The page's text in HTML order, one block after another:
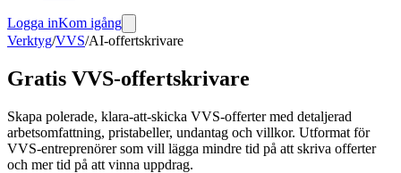
Logga inKom igång
Verktyg/VVS/AI-offertskrivare
Gratis VVS-offertskrivare
Skapa polerade, klara-att-skicka VVS-offerter med detaljerad
arbetsomfattning, pristabeller, undantag och villkor. Utformat för
VVS-entreprenörer som vill lägga mindre tid på att skriva offerter
och mer tid på att vinna uppdrag.